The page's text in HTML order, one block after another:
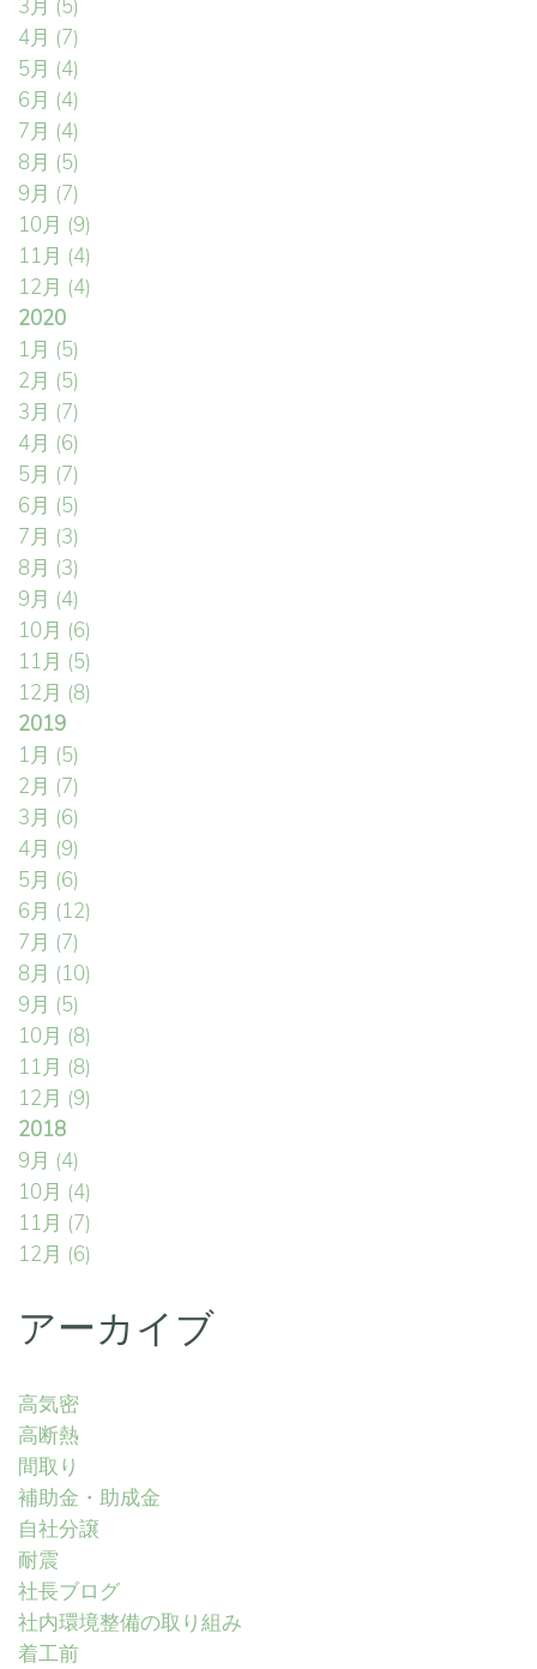
3月 (5)
4月 (7)
5月 (4)
6月 (4)
7月 (4)
8月 (5)
9月 (7)
10月 (9)
11月 (4)
12月 (4)
2020
1月 (5)
2月 (5)
3月 (7)
4月 (6)
5月 (7)
6月 (5)
7月 (3)
8月 (3)
9月 (4)
10月 (6)
11月 (5)
12月 (8)
2019
1月 (5)
2月 (7)
3月 (6)
4月 (9)
5月 (6)
6月 (12)
7月 (7)
8月 (10)
9月 (5)
10月 (8)
11月 (8)
12月 (9)
2018
9月 (4)
10月 (4)
11月 (7)
12月 (6)
アーカイブ
高気密
高断熱
間取り
補助金・助成金
自社分譲
耐震
社長ブログ
社内環境整備の取り組み
着工前